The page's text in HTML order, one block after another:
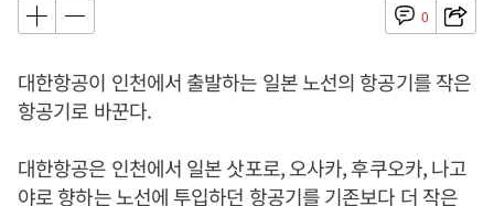
0
대한항공이 인천에서 출발하는 일본 노선의 항공기를 작은
항공기로 바꾼다.
대한항공은 인천에서 일본 삿포로, 오사카, 후쿠오카, 나고
야로 향하는 노선에 투입하던 항공기를 기존보다 더 작은